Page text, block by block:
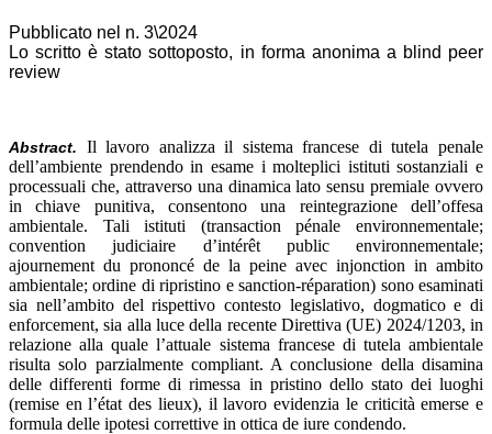
Pubblicato nel n. 3\2024
Lo scritto è stato sottoposto, in forma anonima a blind peer
review
Abstract. Il lavoro analizza il sistema francese di tutela penale
dell’ambiente prendendo in esame i molteplici istituti sostanziali e
processuali che, attraverso una dinamica lato sensu premiale ovvero
in chiave punitiva, consentono una reintegrazione dell’offesa
ambientale. Tali istituti (transaction pénale environnementale;
convention judiciaire d’intérêt public environnementale;
ajournement du prononcé de la peine avec injonction in ambito
ambientale; ordine di ripristino e sanction-réparation) sono esaminati
sia nell’ambito del rispettivo contesto legislativo, dogmatico e di
enforcement, sia alla luce della recente Direttiva (UE) 2024/1203, in
relazione alla quale l’attuale sistema francese di tutela ambientale
risulta solo parzialmente compliant. A conclusione della disamina
delle differenti forme di rimessa in pristino dello stato dei luoghi
(remise en l’état des lieux), il lavoro evidenzia le criticità emerse e
formula delle ipotesi correttive in ottica de iure condendo.